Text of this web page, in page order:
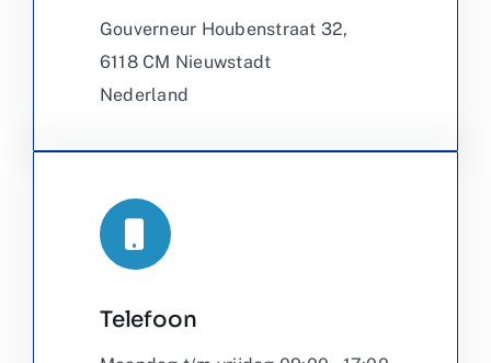
Gouverneur Houbenstraat 32,
6118 CM Nieuwstadt
Nederland
Telefoon